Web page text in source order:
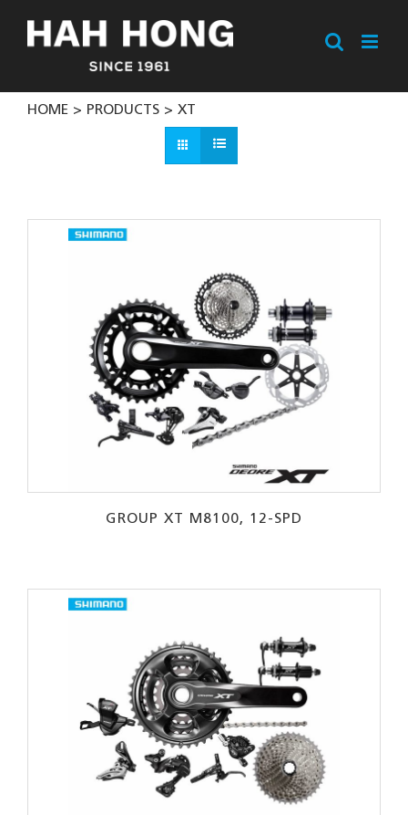
HOME PRODUCTS XT
GROUP XT M8100, 12-SPD